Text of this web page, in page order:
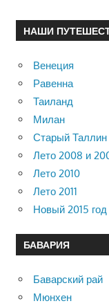
НАШИ
Венеция
Равенна
Таиланд
Милан
Старый Таллин
Лето 2008 и
Лето 2010
Лето 2011
Новый 2015 год
БАВАРИЯ
Баварский рай
Мюнхен